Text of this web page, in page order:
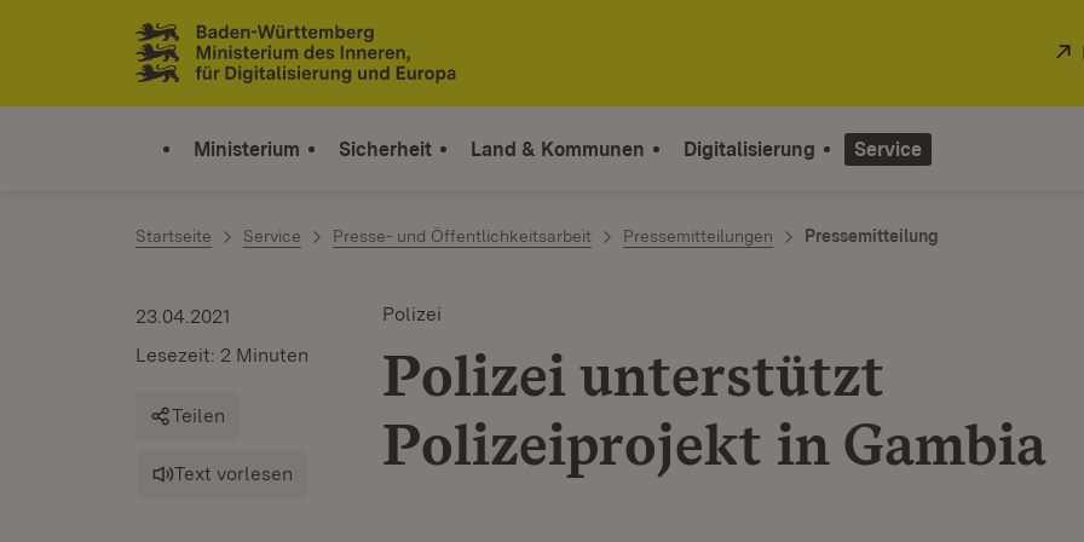
Zum Inhalt springen
Link zur Startseite
Ministerium Sicherheit Land & Kommunen Digitalisierung Service
Startseite Service Presse- und Öffentlichkeitsarbeit Pressemitteilungen Pressemitteilung
Polizei
Polizei unterstützt
Polizeiprojekt in Gambia
23.04.2021
Lesezeit: 2 Minuten
Teilen
Text vorlesen